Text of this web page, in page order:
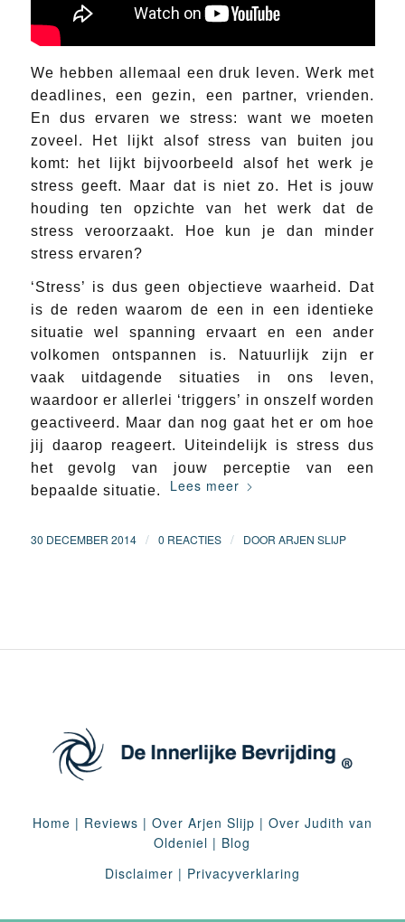
We hebben allemaal een druk leven. Werk met
deadlines, een gezin, een partner, vrienden.
En dus ervaren we stress: want we moeten
zoveel. Het lijkt alsof stress van buiten jou
komt: het lijkt bijvoorbeeld alsof het werk je
stress geeft. Maar dat is niet zo. Het is jouw
houding ten opzichte van het werk dat de
stress veroorzaakt. Hoe kun je dan minder
stress ervaren?
‘Stress’ is dus geen objectieve waarheid. Dat
is de reden waarom de een in een identieke
situatie wel spanning ervaart en een ander
volkomen ontspannen is. Natuurlijk zijn er
vaak uitdagende situaties in ons leven,
waardoor er allerlei ‘triggers’ in onszelf worden
geactiveerd. Maar dan nog gaat het er om hoe
jij daarop reageert. Uiteindelijk is stress dus
het gevolg van jouw perceptie van een
bepaalde situatie.
Lees meer
30 DECEMBER 2014 / 0 REACTIES / DOOR ARJEN SLIJP
Home | Reviews | Over Arjen Slijp | Over Judith van
Oldeniel | Blog
Disclaimer | Privacyverklaring